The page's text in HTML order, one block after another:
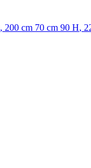
, 200 cm 70 cm 90 H,